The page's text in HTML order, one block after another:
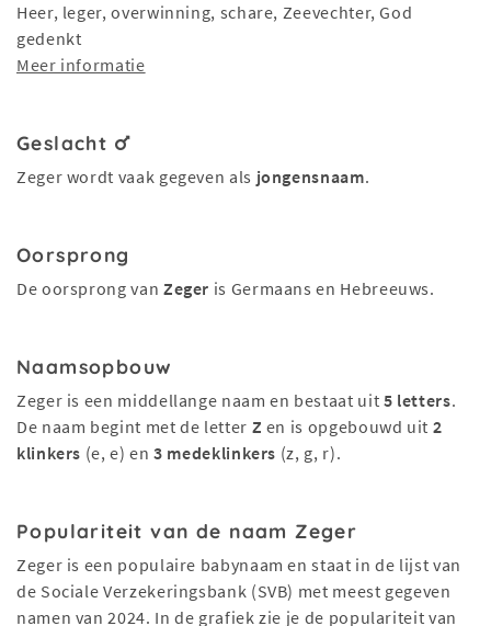
Heer, leger, overwinning, schare, Zeevechter, God
gedenkt
Meer informatie
Geslacht
Zeger wordt vaak gegeven als jongensnaam.
Oorsprong
De oorsprong van Zeger is Germaans en Hebreeuws.
Naamsopbouw
Zeger is een middellange naam en bestaat uit 5 letters.
De naam begint met de letter Z en is opgebouwd uit 2
klinkers (e, e) en3 medeklinkers (z, g, r).
Populariteit van de naam Zeger
Zeger is een populaire babynaam en staat in de lijst van
de Sociale Verzekeringsbank (SVB) met meest gegeven
namen van 2024. In de grafiek zie je de populariteit van